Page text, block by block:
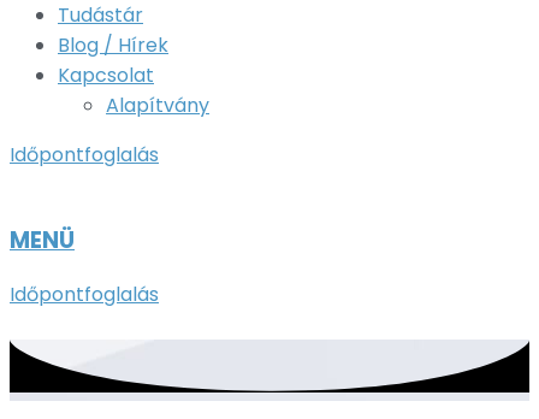
Tudástár
Blog / Hírek
Kapcsolat
Alapítvány
Időpontfoglalás
MENÜ
Időpontfoglalás